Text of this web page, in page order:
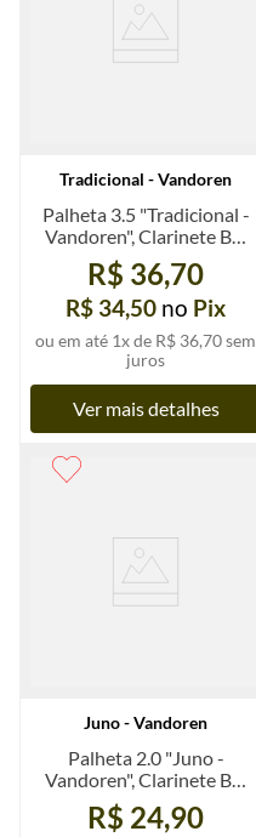
Tradicional - Vandoren
Palheta 3.5 "Tradicional -
Vandoren", Clarinete Bb,
R$ 36,70
R$ 34,50 no Pix
ou em até 1x de R$ 36,70sem
juros
Ver mais detalhes
Juno - Vandoren
Palheta 2.0 "Juno -
Vandoren", Clarinete Bb,
un.
R$ 24,90